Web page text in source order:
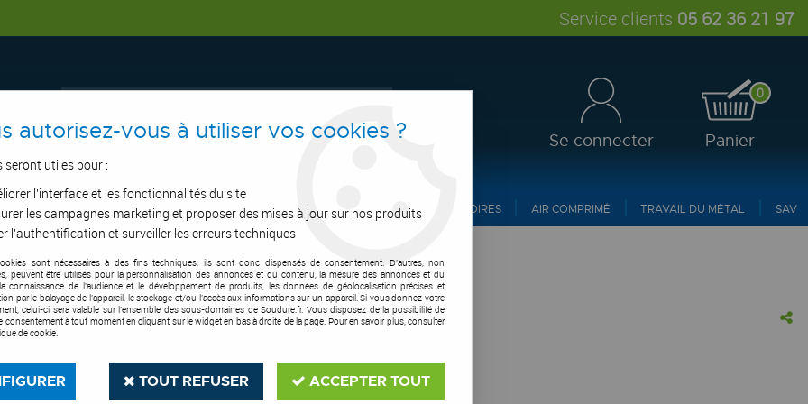
Service clients 05 62 36 21 97
Se connecter
0
Panier
ASPIRATION OUTILS DE COUPE SOUDURE E.P.I ACCESSOIRES AIR COMPRIMÉ TRAVAIL DU MÉTAL SAV
Tunsgtène>Disque abrasif Ultima
INELCO
Soyez le premier à donner votre avis !
autorisez-vous à utiliser vos cookies ?
seront utiles pour :
l'interface et les fonctionnalités du site
les campagnes marketing et proposer des mises à jour sur nos produits
l'authentification et surveiller les erreurs techniques
sont nécessaires à des fins techniques, ils sont donc dispensés de consentement. D'autres, non
peuvent être utilisés pour la personnalisation des annonces et du contenu, la mesure des annonces et du
connaissance de l'audience et le développement de produits, les données de géolocalisation précises et
par le balayage de l'appareil, le stockage et/ou l'accès aux informations sur un appareil. Si vous donnez votre
celui-ci sera valable sur l’ensemble des sous-domaines de Soudure.fr. Vous disposez de la possibilité de
consentement à tout moment en cliquant sur le widget en bas à droite de la page. Pour en savoir plus, consulter
de cookie.
TOUT REFUSER ACCEPTER TOUT